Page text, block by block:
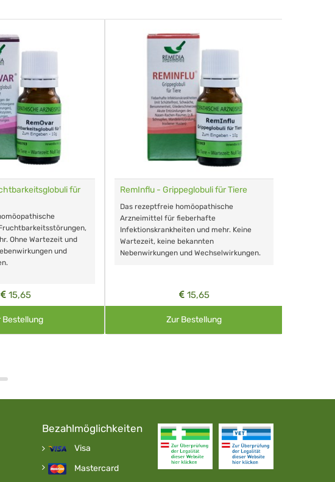
für
Ohne Wartezeit und
und
15,65
Bestellung
RemInflu - Grippeglobuli für Tiere
Das rezeptfreie homöopathische
Arzneimittel für fieberhafte
Infektionskrankheiten und mehr. Keine
Wartezeit, keine bekannten
Nebenwirkungen und Wechselwirkungen.
15,65
Zur Bestellung
Bezahlmöglichkeiten
Visa
Mastercard